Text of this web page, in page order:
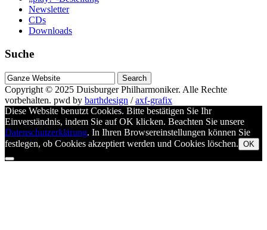
Newsletter
CDs
Downloads
Suche
Suche
nach
Copyright © 2025 Duisburger Philharmoniker. Alle Rechte
vorbehalten. pwd by barthdesign /axf-grafix
Diese Website benutzt Cookies. Bitte bestätigen Sie Ihr
Einverständnis, indem Sie auf OK klicken. Beachten Sie unsere
Datenschutzerklärung. In Ihren Browsereinstellungen können Sie
festlegen, ob Cookies akzeptiert werden und Cookies löschen. OK